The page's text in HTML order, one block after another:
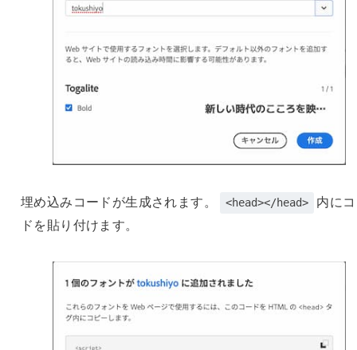
埋め込みコードが生成されます。 <head></head>
内に
ドを貼り付けます。